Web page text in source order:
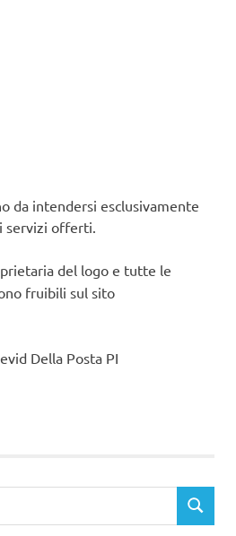
da intendersi esclusivamente
servizi offerti.
del logo e tutte le
fruibili sul sito
Della Posta PI
CERCA